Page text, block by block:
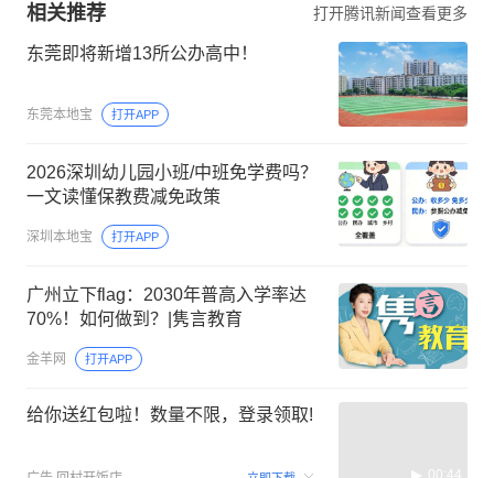
相关推荐 打开腾讯新闻查看更多
东莞即将新增13所公办高中！
东莞本地宝 打开APP
2026深圳幼儿园小班/中班免学费吗？
一文读懂保教费减免政策
深圳本地宝 打开APP
广州立下flag：2030年普高入学率达
70%！如何做到？|隽言教育
金羊网 打开APP
给你送红包啦！数量不限，登录领取!
00:44